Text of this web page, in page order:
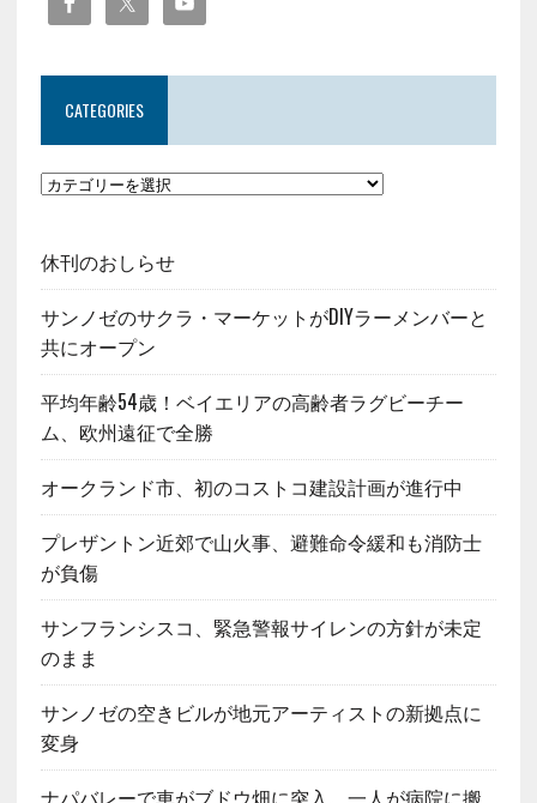
CATEGORIES
休刊のおしらせ
サンノゼのサクラ・マーケットがDIYラーメンバーと
共にオープン
平均年齢54歳！ベイエリアの高齢者ラグビーチー
ム、欧州遠征で全勝
オークランド市、初のコストコ建設計画が進行中
プレザントン近郊で山火事、避難命令緩和も消防士
が負傷
サンフランシスコ、緊急警報サイレンの方針が未定
のまま
サンノゼの空きビルが地元アーティストの新拠点に
変身
ナパバレーで車がブドウ畑に突入、一人が病院に搬